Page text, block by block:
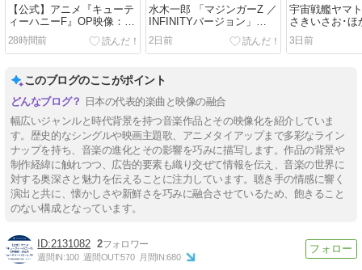
【公式】アニメ『キューテ
ィーハニーF』OP映像：
SALIA「キューティーハニ
ー」/Cutie Honey Flash
28時間前
水木一郎 「マジンガーZ ／
INFINITYバージョン」
Music Video
2日前
宇宙戦艦ヤマ
さきいさお･ほ
3日前
このブログのここがポイント
日本の代表的楽曲と映像の融合
幅広いジャンルと時代背景を持つ音楽作品とその映像化を紹介していま
す。歴史的なシングルや映画主題歌、アニメタイアップまで多彩なライン
ナップを持ち、音楽の進化とその影響を巧みに描写します。作品の背景や
制作経緯に触れつつ、広告的要素も織り交ぜて情報を伝え、音楽の世界に
対する奥深さと魅力を伝えることに注力しています。聴き手の情感に響く
演出と共に、懐かしさや新鮮さを巧みに融合させているため、飽きること
のない構成となっています。
2131082 2
週間IN:100 週間OUT:570 月間IN:680